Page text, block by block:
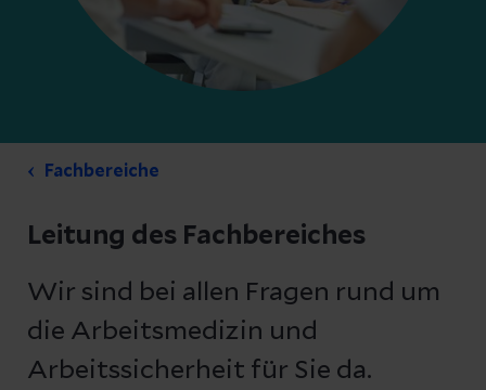
Fachbereiche
Leitung des Fachbereiches
Wir sind bei allen Fragen rund um
die Arbeitsmedizin und
Arbeitssicherheit für Sie da.